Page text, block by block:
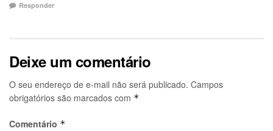
Responder
Deixe um comentário
O seu endereço de e-mail não será publicado. Campos
obrigatórios são marcados com *
Comentário *